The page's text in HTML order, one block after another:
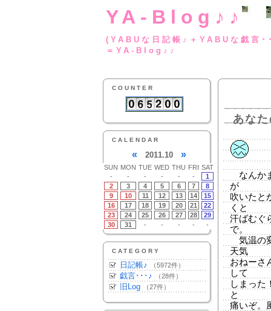
YA-Blog♪♪
(YABUな日記帳♪
＝YA-Blog♪♪
COUNTER
CALENDAR
« 2011.10 »
SUN MON TUE WED THU FRI SAT
-
- - - - -
1
2
3 4 5 6 7
8
9
10 11 12 13 14
15
16
17 18 19 20 21
22
23
24 25 26 27 28
29
30
31 - - - - -
CATEGORY
日記帳♪ （5972件）
戯言･･･♪ （28件）
旧Log （27件）
あな
なんか
が
吹いたと
くと
汗ばむぐ
で。
気温の
天気
おねーさ
して
しまった
と
痛いぞ。